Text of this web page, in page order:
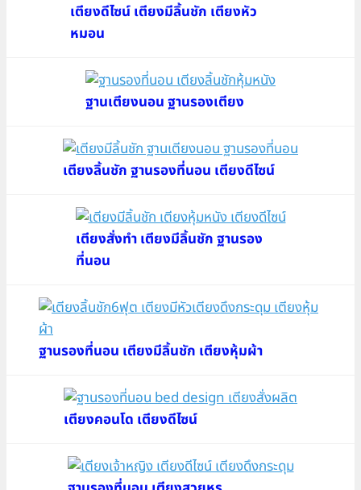
เตียงดีไซน์ เตียงมีลิ้นชัก เตียงหัว
หมอน
ฐานเตียงนอน ฐานรองเตียง
เตียงลิ้นชัก ฐานรองที่นอน เตียงดีไซน์
เตียงสั่งทำ เตียงมีลิ้นชัก ฐานรอง
ที่นอน
ฐานรองที่นอน เตียงมีลิ้นชัก เตียงหุ้มผ้า
เตียงคอนโด เตียงดีไซน์